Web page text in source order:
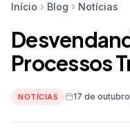
Início Blog Notícias
Processos
NOTÍCIAS 17 de